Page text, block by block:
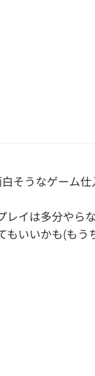
そうなゲーム
イは多分やら
いいかも(もう